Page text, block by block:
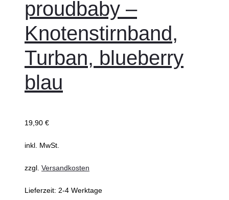
proudbaby –
Knotenstirnband,
Turban, blueberry
blau
19,90 €
inkl. MwSt.
zzgl. Versandkosten
Lieferzeit: 2-4 Werktage